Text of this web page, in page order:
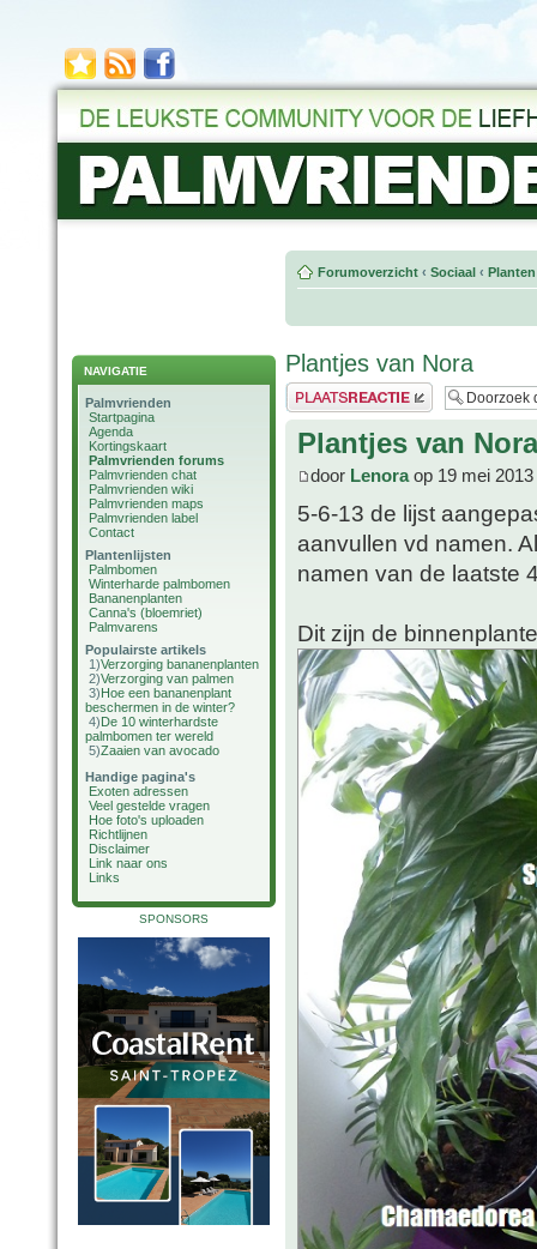
NAVIGATIE
Palmvrienden
Startpagina
Agenda
Kortingskaart
Palmvrienden forums
Palmvrienden chat
Palmvrienden wiki
Palmvrienden maps
Palmvrienden label
Contact
Plantenlijsten
Palmbomen
Winterharde palmbomen
Bananenplanten
Canna's (bloemriet)
Palmvarens
Populairste artikels
1)Verzorging bananenplanten
2)Verzorging van palmen
3)Hoe een bananenplant
beschermen in de winter?
4)De 10 winterhardste
palmbomen ter wereld
5)Zaaien van avocado
Handige pagina's
Exoten adressen
Veel gestelde vragen
Hoe foto's uploaden
Richtlijnen
Disclaimer
Link naar ons
Links
SPONSORS
Forumoverzicht ‹ Sociaal ‹
Plantjes van Nora
Plaats een reactie
Plantjes van Nora
door Lenoraop 19 mei 2013
5-6-13 de lijst
aanvullen vd namen.
namen van de laatste
Dit zijn de